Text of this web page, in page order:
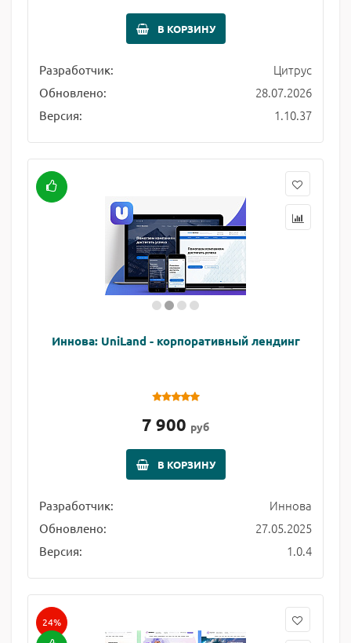
В КОРЗИНУ
Разработчик: Цитрус
Обновлено: 28.07.2026
Версия: 1.10.37
Иннова: UniLand - корпоративный лендинг
7 900 руб
В КОРЗИНУ
Разработчик: Иннова
Обновлено: 27.05.2025
Версия: 1.0.4
24%